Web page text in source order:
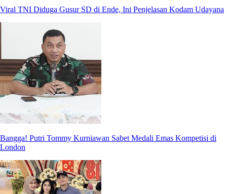
Viral TNI Diduga Gusur SD di Ende, Ini Penjelasan Kodam Udayana
Bangga! Putri Tommy Kurniawan Sabet Medali Emas Kompetisi di
London